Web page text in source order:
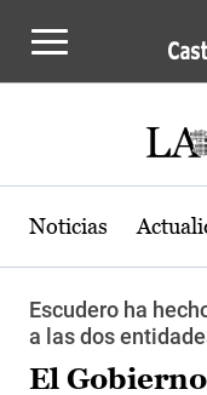
Noticias
Escudero ha
a las dos
El